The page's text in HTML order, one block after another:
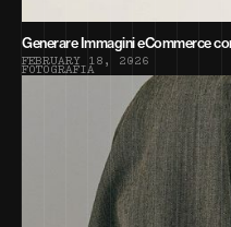
Generare Immagini eCommerce
FEBRUARY 1 8 , 2 0 2 6
FOTO GRAFI A